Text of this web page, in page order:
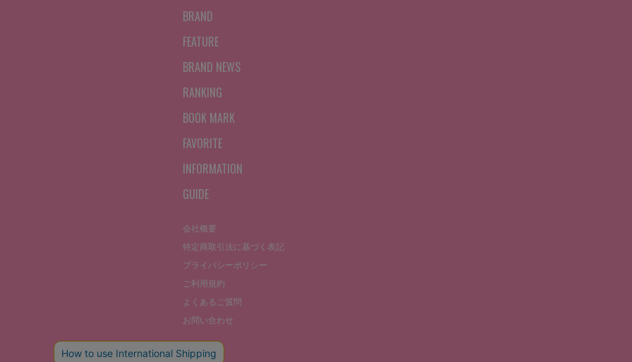
BRAND
FEATURE
BRAND NEWS
RANKING
BOOK MARK
FAVORITE
INFORMATION
GUIDE
会社概要
特定商取引法に基づく表記
プライバシーポリシー
ご利用規約
よくあるご質問
お問い合わせ